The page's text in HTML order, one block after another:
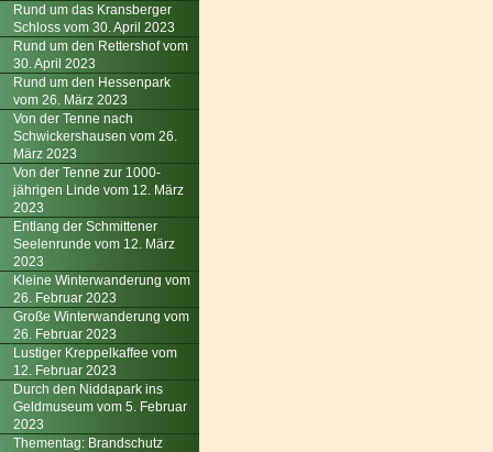
Rund um das Kransberger
Schloss vom 30. April 2023
Rund um den Rettershof vom
30. April 2023
Rund um den Hessenpark
vom 26. März 2023
Von der Tenne nach
Schwickershausen vom 26.
März 2023
Von der Tenne zur 1000-
jährigen Linde vom 12. März
2023
Entlang der Schmittener
Seelenrunde vom 12. März
2023
Kleine Winterwanderung vom
26. Februar 2023
Große Winterwanderung vom
26. Februar 2023
Lustiger Kreppelkaffee vom
12. Februar 2023
Durch den Niddapark ins
Geldmuseum vom 5. Februar
2023
Thementag: Brandschutz